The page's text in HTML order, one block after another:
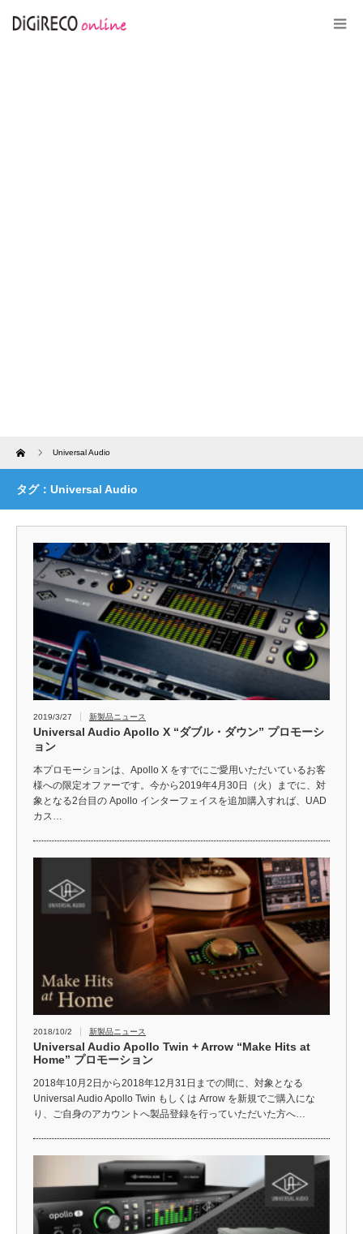
Home Universal Audio
タグ：Universal Audio
2019/3/27 新製品ニュース
Universal Audio Apollo X “ダブル・ダウン” プロモーシ
ョン
本プロモーションは、Apollo X をすでにご愛用いただいているお客
様への限定オファーです。今から2019年4月30日（火）までに、対
象となる2台目の Apollo インターフェイスを追加購入すれば、UAD
カス…
2018/10/2 新製品ニュース
Universal Audio Apollo Twin + Arrow “Make Hits at
Home” プロモーション
2018年10月2日から2018年12月31日までの間に、対象となる
Universal Audio Apollo Twin もしくは Arrow を新規でご購入にな
り、ご自身のアカウントへ製品登録を行っていただいた方へ…